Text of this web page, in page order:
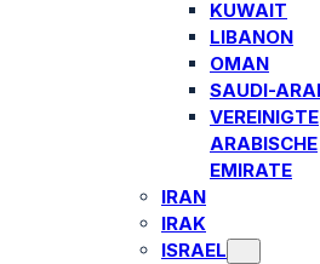
KUWAIT
LIBANON
OMAN
SAUDI-
VEREINIGTE
ARABISCHE
EMIRATE
IRAN
IRAK
ISRAEL